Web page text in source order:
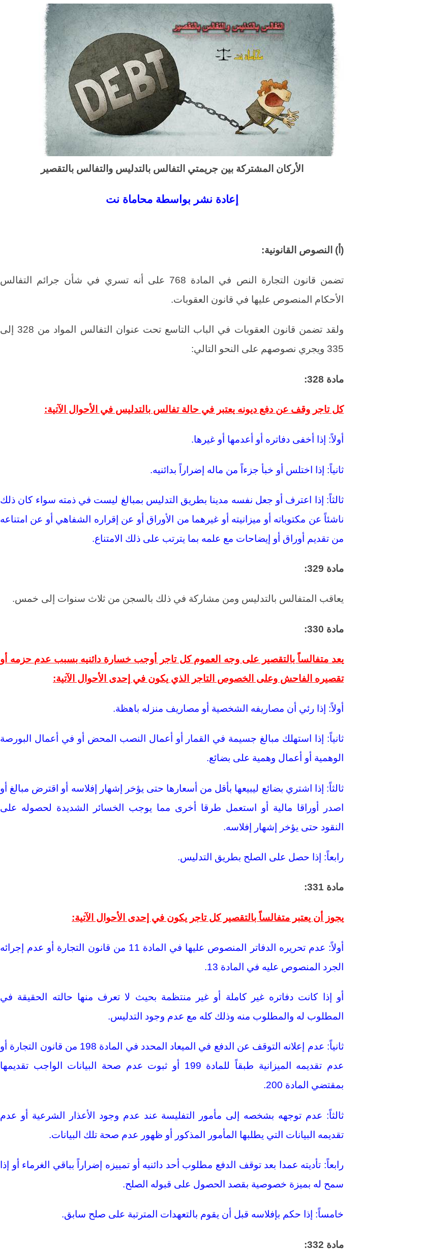
الأركان المشتركة بين جريمتي التفالس بالتدليس والتفالس بالتقصير
إعادة نشر بواسطة محاماة نت
(أ) النصوص القانونية:
تضمن قانون التجارة النص في المادة 768 على أنه تسري في شأن جرائم التفالس
الأحكام المنصوص عليها في قانون العقوبات.
ولقد تضمن قانون العقوبات في الباب التاسع تحت عنوان التفالس المواد من 328 إلى
335 ويجري نصوصهم على النحو التالي:
مادة 328:
كل تاجر وقف عن دفع ديونه يعتبر في حالة تفالس بالتدليس في الأحوال الآتية:
أولاً: إذا أخفى دفاتره أو أعدمها أو غيرها.
ثانياً: إذا اختلس أو خبأ جزءاً من ماله إضراراً بدائنيه.
ثالثاً: إذا اعترف أو جعل نفسه مدينا بطريق التدليس بمبالغ ليست في ذمته سواء كان ذلك
ناشئاً عن مكتوباته أو ميزانيته أو غيرهما من الأوراق أو عن إقراره الشفاهي أو عن امتناعه
من تقديم أوراق أو إيضاحات مع علمه بما يترتب على ذلك الامتناع.
مادة 329:
يعاقب المتفالس بالتدليس ومن مشاركة في ذلك بالسجن من ثلاث سنوات إلى خمس.
مادة 330:
يعد متفالساً بالتقصير على وجه العموم كل تاجر أوجب خسارة دائنيه بسبب عدم حزمه أو
تقصيره الفاحش وعلى الخصوص التاجر الذي يكون في إحدى الأحوال الآتية:
أولاً: إذا رئي أن مصاريفه الشخصية أو مصاريف منزله باهظة.
ثانياً: إذا استهلك مبالغ جسيمة في القمار أو أعمال النصب المحض أو في أعمال البورصة
الوهمية أو أعمال وهمية على بضائع.
ثالثاً: إذا اشتري بضائع ليبيعها بأقل من أسعارها حتى يؤخر إشهار إفلاسه أو اقترض مبالغ أو
اصدر أوراقا مالية أو استعمل طرقا أخرى مما يوجب الخسائر الشديدة لحصوله على
النقود حتى يؤخر إشهار إفلاسه.
رابعاً: إذا حصل على الصلح بطريق التدليس.
مادة 331:
يجوز أن يعتبر متفالساً بالتقصير كل تاجر يكون في إحدى الأحوال الآتية:
أولاً: عدم تحريره الدفاتر المنصوص عليها في المادة 11 من قانون التجارة أو عدم إجرائه
الجرد المنصوص عليه في المادة 13.
أو إذا كانت دفاتره غير كاملة أو غير منتظمة بحيث لا تعرف منها حالته الحقيقة في
المطلوب له والمطلوب منه وذلك كله مع عدم وجود التدليس.
ثانياً: عدم إعلانه التوقف عن الدفع في الميعاد المحدد في المادة 198 من قانون التجارة أو
عدم تقديمه الميزانية طبقاً للمادة 199 أو ثبوت عدم صحة البيانات الواجب تقديمها
بمقتضي المادة 200.
ثالثاً: عدم توجهه بشخصه إلى مأمور التفليسة عند عدم وجود الأعذار الشرعية أو عدم
تقديمه البيانات التي يطلبها المأمور المذكور أو ظهور عدم صحة تلك البيانات.
رابعاً: تأديته عمدا بعد توقف الدفع مطلوب أحد دائنيه أو تمييزه إضراراً بباقي الغرماء أو إذا
سمح له بميزة خصوصية بقصد الحصول على قبوله الصلح.
خامساً: إذا حكم بإفلاسه قبل أن يقوم بالتعهدات المترتبة على صلح سابق.
مادة 332: